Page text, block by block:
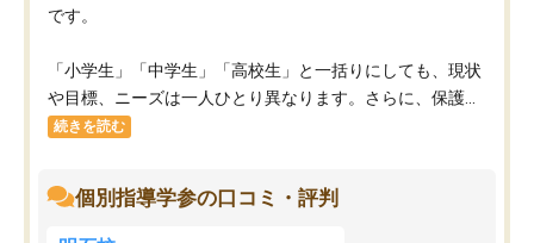
です。
「小学生」「中学生」「高校生」と一括りにしても、現状
や目標、ニーズは一人ひとり異なります。さらに、保護...
続きを読む
個別指導学参の口コミ・評判